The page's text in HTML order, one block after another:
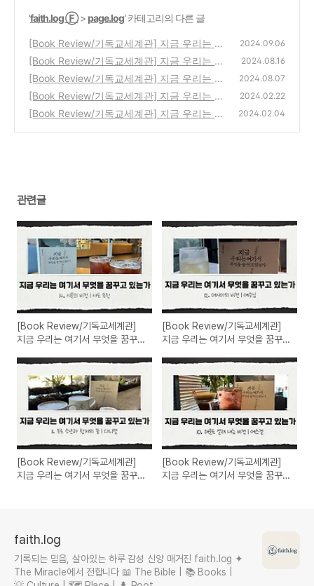
'faith.log Ⓕ> page.log' 카테고리의 다른 글
[Book Review/기독교세계관] 지금 우리는 여
기서 무엇을 꿈꾸고 있는가 14. 시온의 비전 |
사도 요한
(6)
2024.09.06
[Book Review/기독교세계관] 지금 우리는 여
기서 무엇을 꿈꾸고 있는가 12. 메시아의 비전
| 예수님
(6)
2024.08.16
[Book Review/기독교세계관] 지금 우리는 여
기서 무엇을 꿈꾸고 있는가 11. 포로 소년과 황
제의 꿈 | 다니엘
(28)
2024.08.07
[Book Review/기독교세계관] 지금 우리는 여
기서 무엇을 꿈꾸고 있는가 10. 해골도 살려 내
2024.02.22
[Book Review/기독교세계관] 지금 우리는 여
2024.02.04
관련글
[Book Review/기독교세계관]
지금 우리는 여기서 무엇을 꿈꾸
요한
[Book Review/기독교세계관]
지금 우리는 여기서 무엇을 꿈꾸
수님
[Book Review/기독교세계관]
지금 우리는 여기서 무엇을 꿈꾸
[Book Review/기독교세계관]
지금 우리는 여기서 무엇을 꿈꾸
faith.log
기록되는 믿음, 살아있는 하루 감성 신앙 매거진 faith.log ✦
The Miracle에서 전합니다 📖 The Bible | 📚 Books |